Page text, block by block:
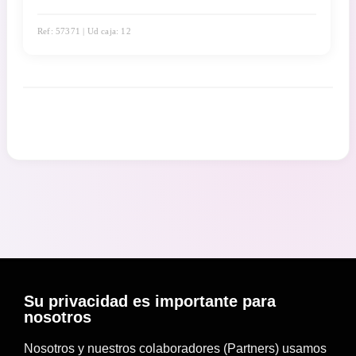
Ref: 57371 | Ud caja: 12
Su privacidad es importante para
nosotros
Nosotros y nuestros colaboradores (Partners) usamos